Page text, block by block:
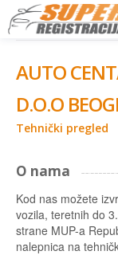
AUTO
D.O.O
Tehnički pregled
O nama
Kod nas možete
vozila, teretnih do
strane MUP-a
nalepnica na